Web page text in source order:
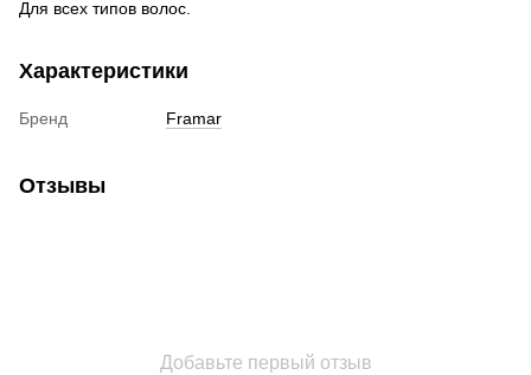
Для всех типов волос.
Характеристики
Бренд Framar
Отзывы
Добавьте первый отзыв